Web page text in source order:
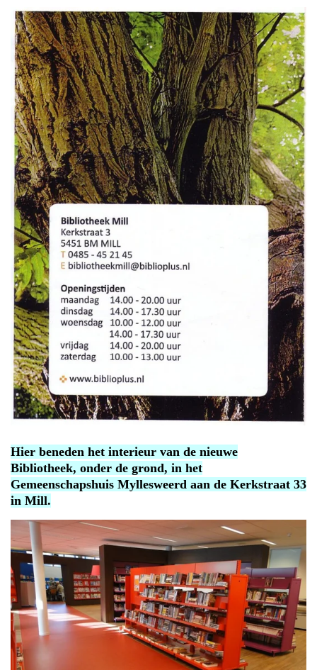
Hier beneden het interieur van de nieuwe
Bibliotheek, onder de grond, in het
Gemeenschapshuis Myllesweerd aan de Kerkstraat 33
in Mill.